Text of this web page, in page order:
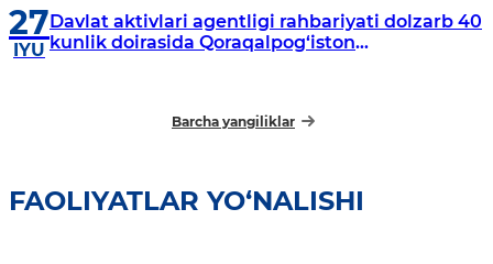
27
IYU
Davlat aktivlari agentligi rahbariyati dolzarb 40
kunlik doirasida Qoraqalpog‘iston
Barcha yangiliklar
FAOLIYATLAR YO‘NALISHI